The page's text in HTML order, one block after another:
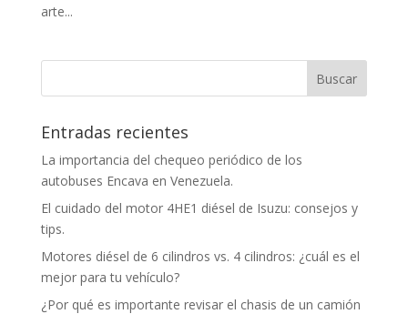
arte...
Entradas recientes
La importancia del chequeo periódico de los
autobuses Encava en Venezuela.
El cuidado del motor 4HE1 diésel de Isuzu: consejos y
tips.
Motores diésel de 6 cilindros vs. 4 cilindros: ¿cuál es el
mejor para tu vehículo?
¿Por qué es importante revisar el chasis de un camión